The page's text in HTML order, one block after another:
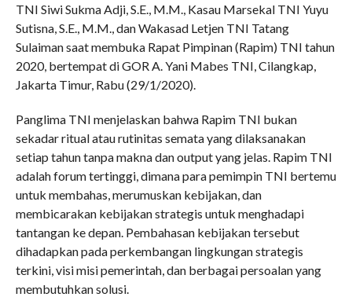
TNI Siwi Sukma Adji, S.E., M.M., Kasau Marsekal TNI Yuyu
Sutisna, S.E., M.M., dan Wakasad Letjen TNI Tatang
Sulaiman saat membuka Rapat Pimpinan (Rapim) TNI tahun
2020, bertempat di GOR A. Yani Mabes TNI, Cilangkap,
Jakarta Timur, Rabu (29/1/2020).
Panglima TNI menjelaskan bahwa Rapim TNI bukan
sekadar ritual atau rutinitas semata yang dilaksanakan
setiap tahun tanpa makna dan output yang jelas. Rapim TNI
adalah forum tertinggi, dimana para pemimpin TNI bertemu
untuk membahas, merumuskan kebijakan, dan
membicarakan kebijakan strategis untuk menghadapi
tantangan ke depan. Pembahasan kebijakan tersebut
dihadapkan pada perkembangan lingkungan strategis
terkini, visi misi pemerintah, dan berbagai persoalan yang
membutuhkan solusi.